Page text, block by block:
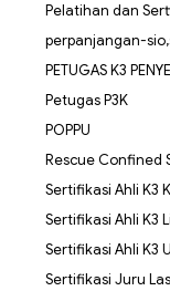
Pelatihan dan
perpanjangan-
PETUGAS K3
Petugas P3K
POPPU
Rescue Confined
Sertifikasi Ahli K3
Sertifikasi Ahli K3
Sertifikasi Ahli K3
Sertifikasi Juru Las